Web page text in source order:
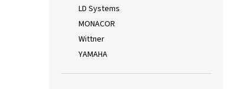
LD Systems
MONACOR
Wittner
YAMAHA